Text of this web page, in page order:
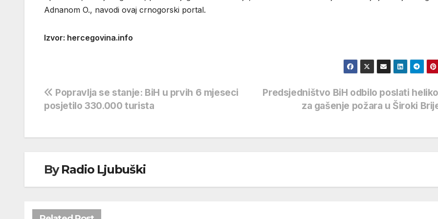
Adnanom O., navodi ovaj crnogorski portal.
Izvor: hercegovina.info
Navigacija
objava
Predsjedništvo BiH odbilo poslati
za gašenje požara u Široki
Popravlja se stanje: BiH u prvih 6 mjeseci
posjetilo 330.000 turista
ByRadio Ljubuški